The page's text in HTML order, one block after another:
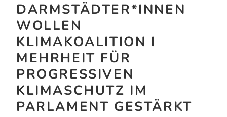
DARMSTÄDTER*INNEN
WOLLEN
KLIMAKOALITION I
MEHRHEIT FÜR
PROGRESSIVEN
KLIMASCHUTZ IM
PARLAMENT GESTÄRKT